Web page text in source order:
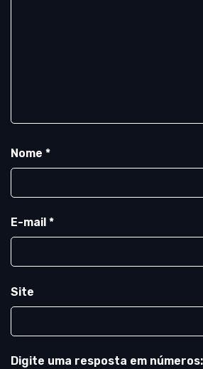
Nome *
E-mail *
Site
Digite uma resposta em números: